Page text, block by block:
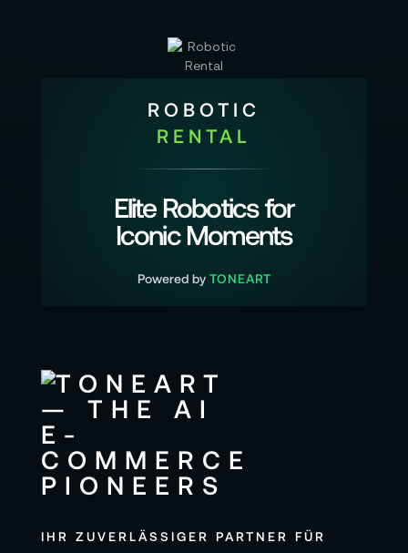
ROBOTIC
RENTAL
Elite Robotics for
Iconic Moments
Powered by TONEART
IHR ZUVERLÄSSIGER PARTNER FÜR